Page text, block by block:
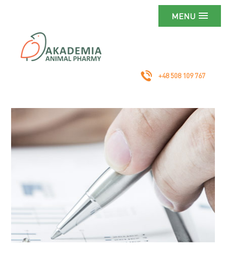
MENU
+48 508 109 767